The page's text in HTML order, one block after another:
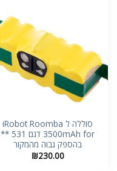
סוללה ל iRobot Roomba
3500mAh for דגם 531 **
בהספק גבוה מהמקור
₪230.00